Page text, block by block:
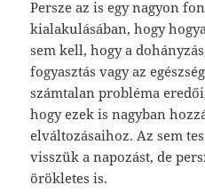
Persze az is egy nagyon
kialakulásában, hogy
sem kell, hogy a
fogyasztás vagy az
számtalan probléma
hogy ezek is nagyban
elváltozásaihoz. Az sem
visszük a napozást, de
örökletes is.